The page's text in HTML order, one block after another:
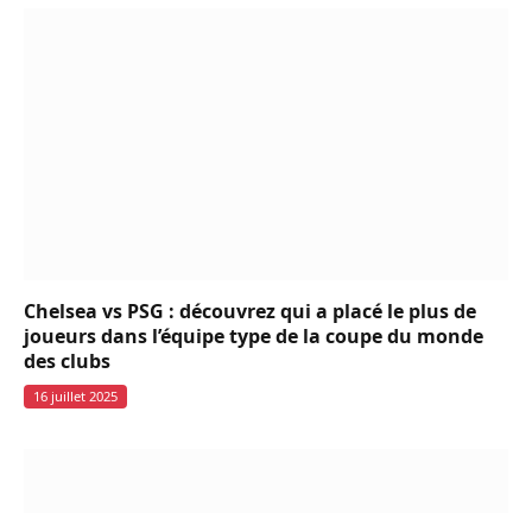
Chelsea vs PSG : découvrez qui a placé le plus de
joueurs dans l’équipe type de la coupe du monde
des clubs
16 juillet 2025